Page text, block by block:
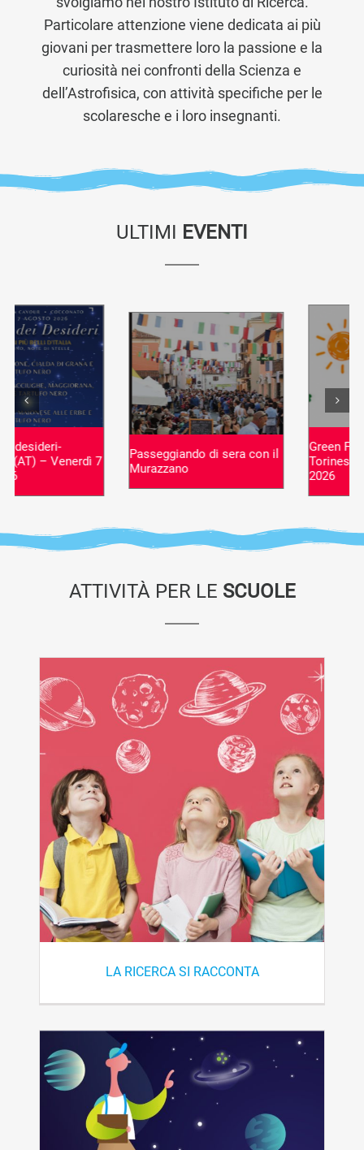
Particolare attenzione viene dedicata ai più
giovani per trasmettere loro la passione e la
curiosità nei confronti della Scienza e
dell’Astrofisica, con attività specifiche per le
scolaresche e i loro insegnanti.
ULTIMI EVENTI
Passeggiando di sera con il
Murazzano
Green Festival – Montaldo
Torinese (TO), 11-12 Luglio
ATTIVITÀ PER LE SCUOLE
LA RICERCA SI RACCONTA